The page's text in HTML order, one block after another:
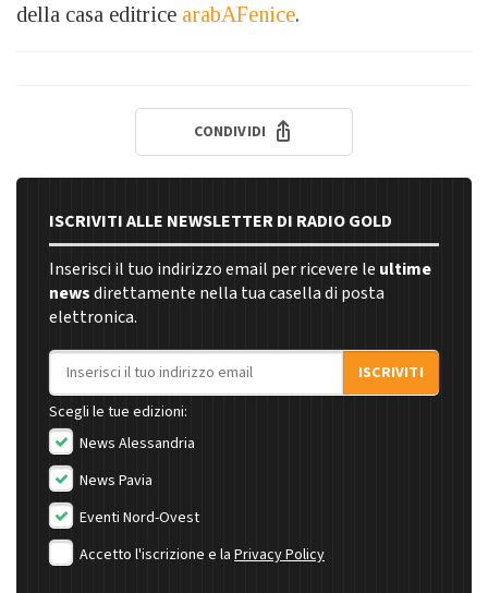
della casa editrice arabAFenice.
CONDIVIDI
ISCRIVITI ALLE NEWSLETTER DI RADIO GOLD
Inserisci il tuo indirizzo email per ricevere le ultime
newsdirettamente nella tua casella di posta
elettronica.
Indirizzo email
ISCRIVITI
Scegli le tue edizioni:
News Alessandria
News Pavia
Eventi Nord-Ovest
Accetto l'iscrizione e la Privacy Policy